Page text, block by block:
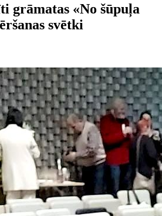
grāmatas «No šūpuļa
svētki